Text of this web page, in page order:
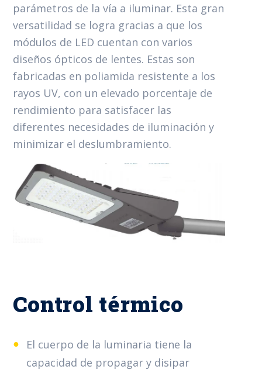
parámetros de la vía a iluminar. Esta gran
versatilidad se logra gracias a que los
módulos de LED cuentan con varios
diseños ópticos de lentes. Estas son
fabricadas en poliamida resistente a los
rayos UV, con un elevado porcentaje de
rendimiento para satisfacer las
diferentes necesidades de iluminación y
minimizar el deslumbramiento.
Control térmico
El cuerpo de la luminaria tiene la
capacidad de propagar y disipar